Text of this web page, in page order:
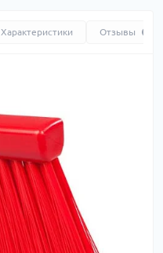
Характеристики Отзывы